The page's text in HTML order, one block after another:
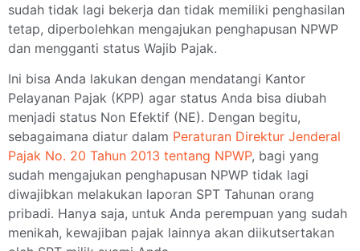
sudah tidak lagi bekerja dan tidak memiliki penghasilan
tetap, diperbolehkan mengajukan penghapusan NPWP
dan mengganti status Wajib Pajak.
Ini bisa Anda lakukan dengan mendatangi Kantor
Pelayanan Pajak (KPP) agar status Anda bisa diubah
menjadi status Non Efektif (NE). Dengan begitu,
sebagaimana diatur dalam Peraturan Direktur Jenderal
Pajak No. 20 Tahun 2013 tentang NPWP, bagi yang
sudah mengajukan penghapusan NPWP tidak lagi
diwajibkan melakukan laporan SPT Tahunan orang
pribadi. Hanya saja, untuk Anda perempuan yang sudah
menikah, kewajiban pajak lainnya akan diikutsertakan